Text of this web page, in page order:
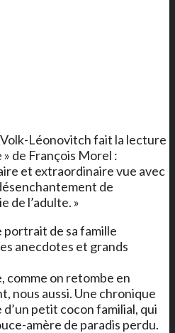
Léonovitch fait la lecture
de François Morel :
et extraordinaire vue avec
de
de l’adulte. »
portrait de sa famille
anecdotes et grands
comme on retombe en
nous aussi. Une chronique
petit cocon familial, qui
amère de paradis perdu.